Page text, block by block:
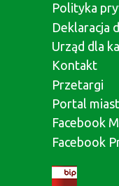
Polityka
Deklaracja
Urząd dla
Kontakt
Przetargi
Portal
Facebook
Facebook